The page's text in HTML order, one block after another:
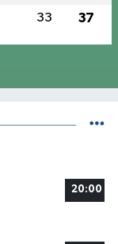
33 37
20:00